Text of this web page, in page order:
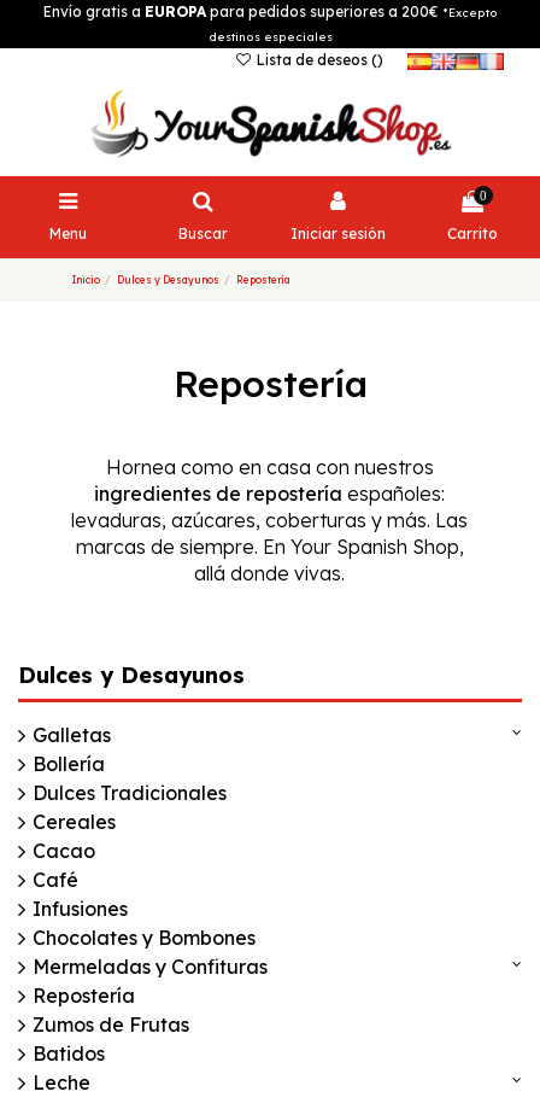
Envío gratis a EUROPApara pedidos superiores a 200€ *Excepto
destinos especiales
Lista de deseos ()
Menu Buscar Iniciar sesión
0
Carrito
Inicio Dulces y Desayunos Repostería
Repostería
Hornea como en casa con nuestros
ingredientes de repostería españoles:
levaduras, azúcares, coberturas y más. Las
marcas de siempre. En Your Spanish Shop,
allá donde vivas.
Dulces y Desayunos
Galletas
Bollería
Dulces Tradicionales
Cereales
Cacao
Café
Infusiones
Chocolates y Bombones
Mermeladas y Confituras
Repostería
Zumos de Frutas
Batidos
Leche